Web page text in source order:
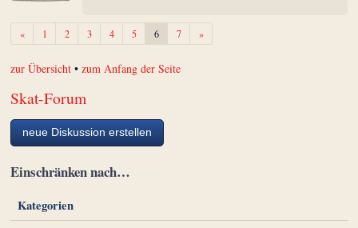
«Zurück1 2 3 4 5 6 7 »Weiter
zur Übersicht •zum Anfang der Seite
Skat-Forum
neue Diskussion erstellen
Einschränken nach…
Kategorien